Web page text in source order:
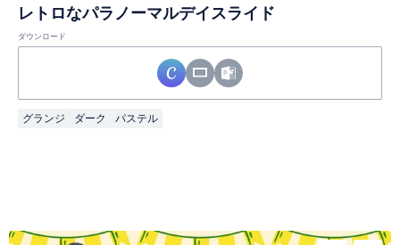
レトロなパラノーマルデイスライド
ダウンロード
グランジ ダーク パステル